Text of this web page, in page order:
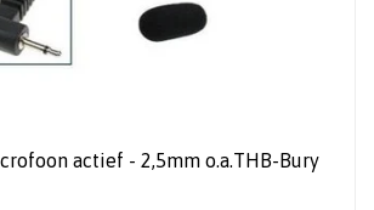
Zwanenhals Microfoon actief - 2,5mm o.a.THB-Bury